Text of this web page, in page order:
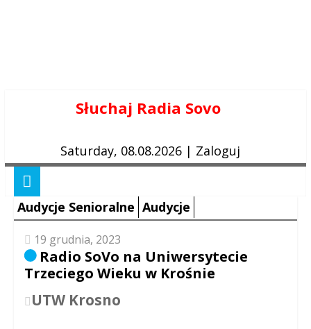
Słuchaj Radia Sovo
Saturday, 08.08.2026 | Zaloguj
Audycje Senioralne Audycje
19 grudnia, 2023
Radio SoVo na Uniwersytecie
Trzeciego Wieku w Krośnie
UTW Krosno